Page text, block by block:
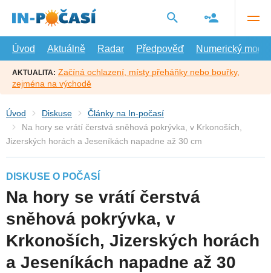
hlavní
Úvod
Aktuálně Radar Předpověď Numerický model
AKTUALITA: Začíná ochlazení, místy přeháňky nebo bouřky,
zejména na východě
Úvod Diskuse
Články na In-počasí
Na hory se vrátí čerstvá sněhová pokrývka, v Krkonoších,
Jizerských horách a Jeseníkách napadne až 30 cm
DISKUSE O POČASÍ
Na hory se vrátí čerstvá
sněhová pokrývka, v
Krkonoších, Jizerských horách
a Jeseníkách napadne až 30